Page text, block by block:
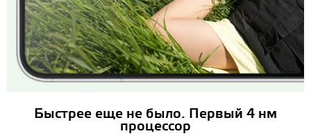
Быстрее еще не было. Первый 4 нм
процессор